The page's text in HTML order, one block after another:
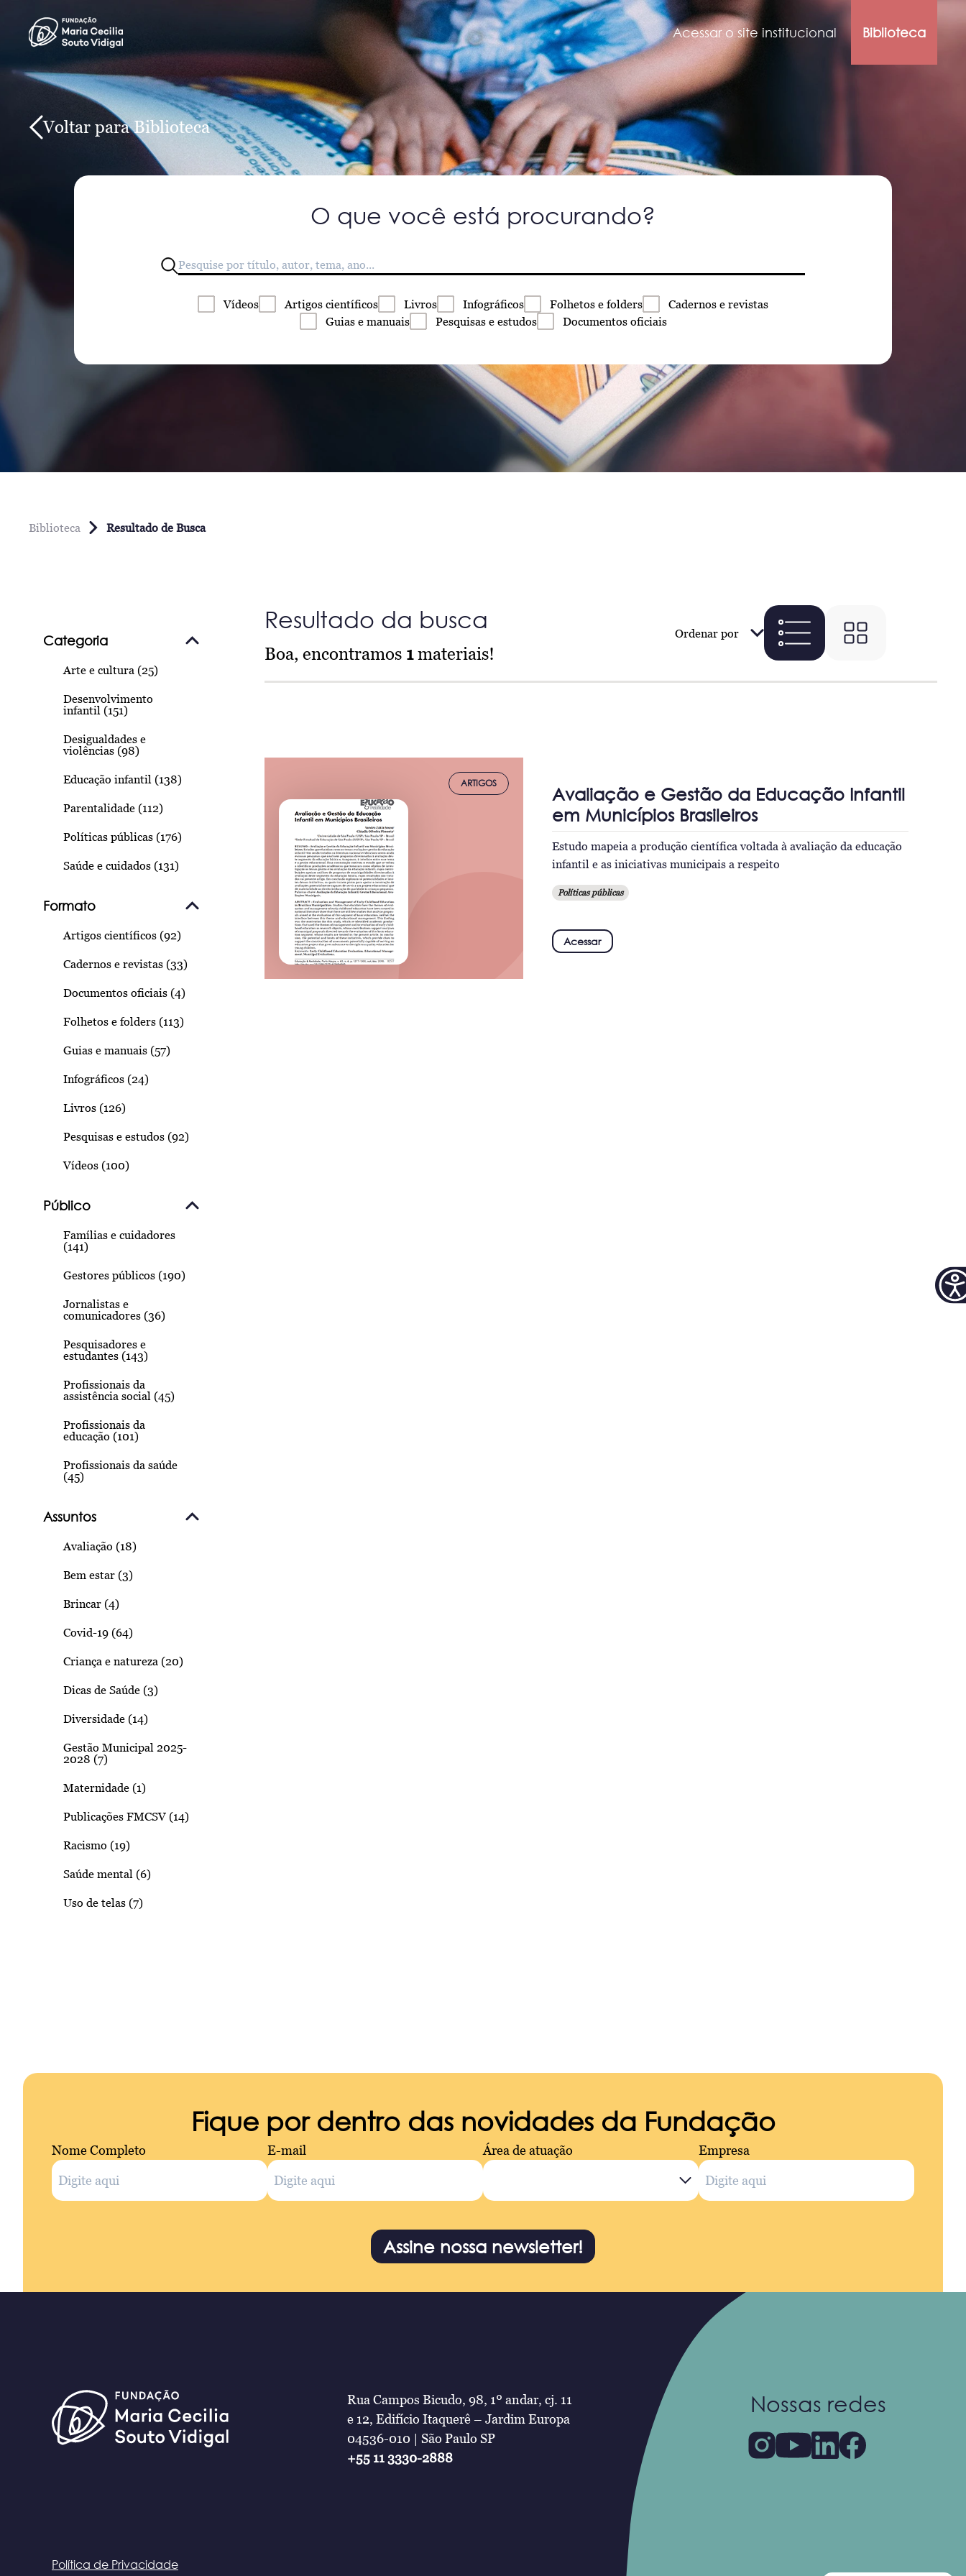
Acessar o site institucional Biblioteca
Voltar para Biblioteca
O que você está procurando?
Vídeos Artigos científicos Livros Infográficos Folhetos e folders Cadernos e revistas
Guias e manuais Pesquisas e estudos Documentos oficiais
Biblioteca Resultado de Busca
Categoria
Arte e cultura (25)
Desenvolvimento
infantil (151)
Desigualdades e
violências (98)
Educação infantil (138)
Parentalidade (112)
Políticas públicas (176)
Saúde e cuidados (131)
Formato
Artigos científicos (92)
Cadernos e revistas (33)
Documentos oficiais (4)
Folhetos e folders (113)
Guias e manuais (57)
Infográficos (24)
Livros (126)
Pesquisas e estudos (92)
Vídeos (100)
Público
Famílias e cuidadores
(141)
Gestores públicos (190)
Jornalistas e
comunicadores (36)
Pesquisadores e
estudantes (143)
Profissionais da
assistência social (45)
Profissionais da
educação (101)
Profissionais da saúde
(45)
Assuntos
Avaliação (18)
Bem estar (3)
Brincar (4)
Covid-19 (64)
Criança e natureza (20)
Dicas de Saúde (3)
Diversidade (14)
Gestão Municipal 2025-
2028 (7)
Maternidade (1)
Publicações FMCSV (14)
Racismo (19)
Saúde mental (6)
Uso de telas (7)
Resultado da busca
Boa, encontramos 1materiais!
Ordenar por
ARTIGOS
Avaliação e Gestão da Educação Infantil
em Municípios Brasileiros
Estudo mapeia a produção científica voltada à avaliação da educação
infantil e as iniciativas municipais a respeito
Políticas públicas
Acessar
Fique por dentro das novidades da Fundação
Nome Completo E-mail Área de atuação Empresa
Assine nossa newsletter!
Rua Campos Bicudo, 98, 1º andar, cj. 11
e 12, Edifício Itaquerê – Jardim Europa
04536-010 | São Paulo SP
+55 11 3330-2888
Nossas redes
Política de Privacidade